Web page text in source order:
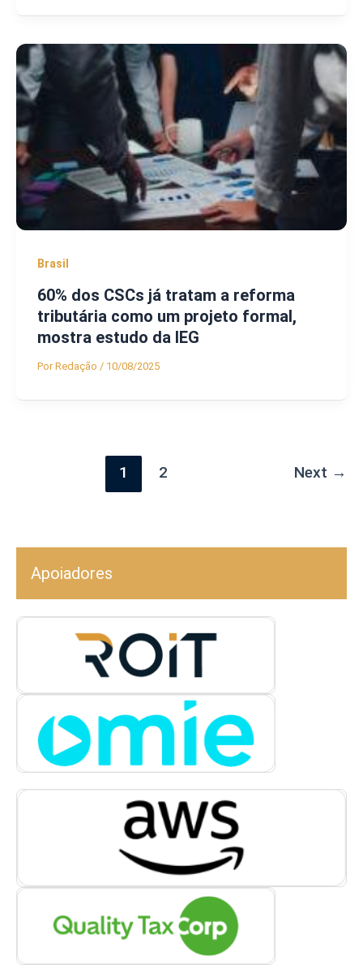
Brasil
60% dos CSCs já tratam a reforma
tributária como um projeto formal,
mostra estudo da IEG
PorRedação / 10/08/2025
1 2 Next →
Apoiadores